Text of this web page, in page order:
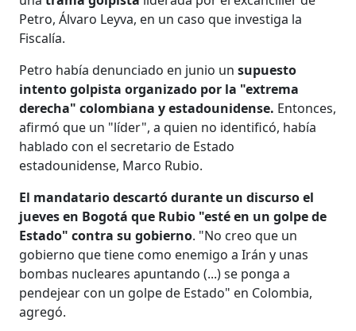
Petro, Álvaro Leyva, en un caso que investiga la
Fiscalía.
Petro había denunciado en junio unsupuesto
intento golpista organizado por la "extrema
derecha" colombiana y estadounidense. Entonces,
afirmó que un "líder", a quien no identificó, había
hablado con el secretario de Estado
estadounidense, Marco Rubio.
El mandatario descartó durante un discurso el
jueves en Bogotá que Rubio "esté en un golpe de
Estado" contra su gobierno. "No creo que un
gobierno que tiene como enemigo a Irán y unas
bombas nucleares apuntando (...) se ponga a
pendejear con un golpe de Estado" en Colombia,
agregó.